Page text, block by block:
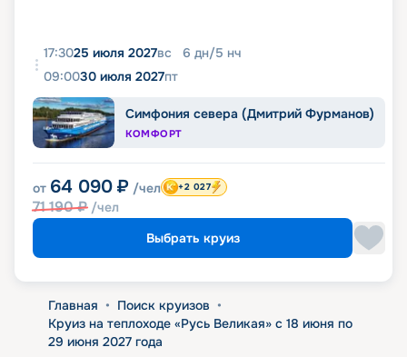
17:3025 июля 2027вс 6 дн/5 нч
09:0030 июля 2027пт
Симфония севера (Дмитрий Фурманов)
КОМФОРТ
от 64 090 ₽ /чел
71 190₽ /чел
+2 027
Выбрать круиз
Главная • Поиск круизов •
Круиз на теплоходе «Русь Великая» с 18 июня по
29 июня 2027 года